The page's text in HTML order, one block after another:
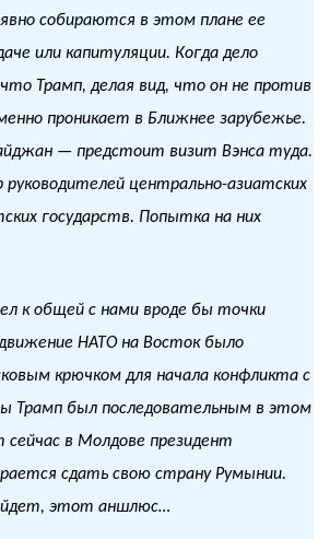
собираются в этом плане ее
или капитуляции. Когда дело
Трамп, делая вид, что он не против
проникает в Ближнее зарубежье.
— предстоит визит Вэнса туда.
руководителей центрально-азиатских
государств. Попытка на них
к общей с нами вроде бы точки
НАТО на Восток было
крючком для начала конфликта с
Трамп был последовательным в этом
в Молдове президент
сдать свою страну Румынии.
этот аншлюс…